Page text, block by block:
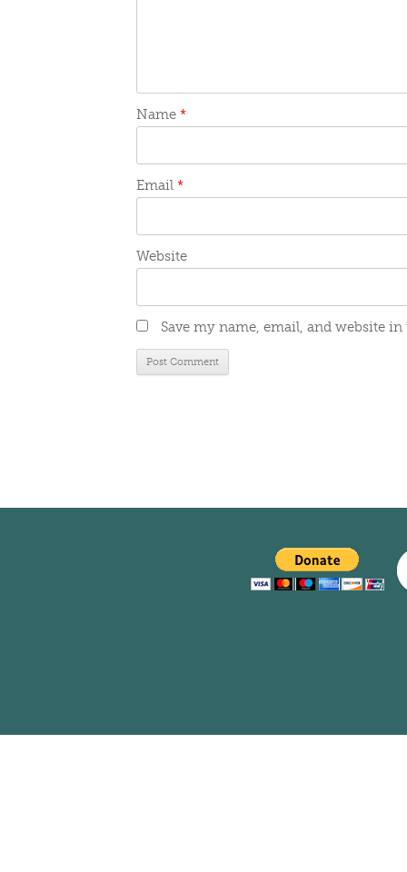
Name *
Email *
Website
Save my name, email, and website